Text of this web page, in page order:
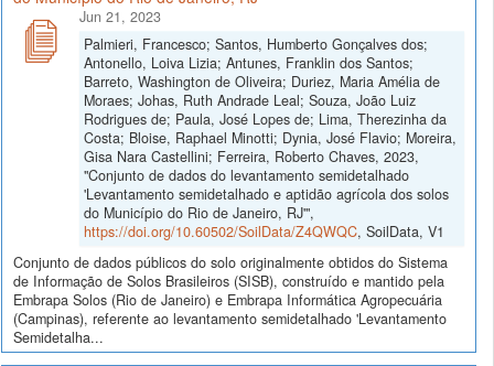
Jun 21, 2023
Palmieri, Francesco; Santos, Humberto Gonçalves dos;
Antonello, Loiva Lizia; Antunes, Franklin dos Santos;
Barreto, Washington de Oliveira; Duriez, Maria Amélia de
Moraes; Johas, Ruth Andrade Leal; Souza, João Luiz
Rodrigues de; Paula, José Lopes de; Lima, Therezinha da
Costa; Bloise, Raphael Minotti; Dynia, José Flavio; Moreira,
Gisa Nara Castellini; Ferreira, Roberto Chaves, 2023,
"Conjunto de dados do levantamento semidetalhado
'Levantamento semidetalhado e aptidão agrícola dos solos
do Município do Rio de Janeiro, RJ'",
https://doi.org/10.60502/SoilData/Z4QWQC, SoilData, V1
Conjunto de dados públicos do solo originalmente obtidos do Sistema
de Informação de Solos Brasileiros (SISB), construído e mantido pela
Embrapa Solos (Rio de Janeiro) e Embrapa Informática Agropecuária
(Campinas), referente ao levantamento semidetalhado 'Levantamento
Semidetalha...